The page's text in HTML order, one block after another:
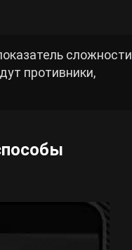
сложности
противники,